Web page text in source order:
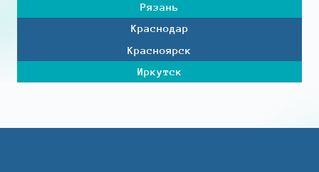
Рязань
Краснодар
Красноярск
Иркутск